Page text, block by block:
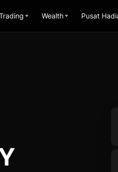
Wealth Pusat